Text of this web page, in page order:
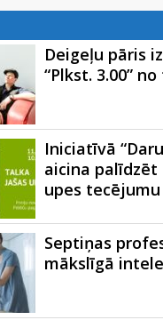
Deigeļu pāris
“Plkst. 3.00”
Iniciatīvā
aicina palīdzēt
upes tecējumu
Septiņas
mākslīgā